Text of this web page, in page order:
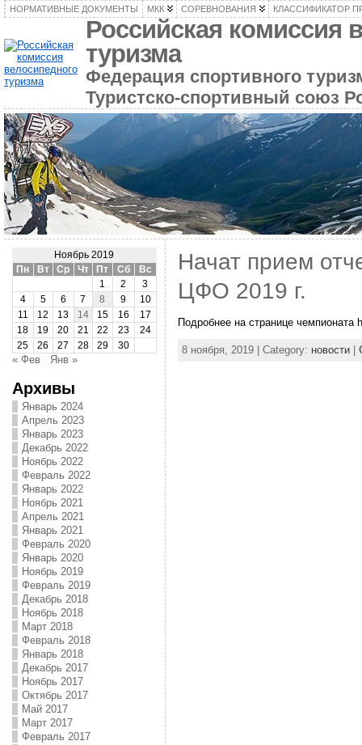
НОРМАТИВНЫЕ ДОКУМЕНТЫ МКК СОРЕВНОВАНИЯ КЛАССИФИКАТОР
Российская комиссия
туризма
Федерация спортивного
Туристско-спортивный союз
Ноябрь 2019
Пн
Вт Ср Чт Пт Сб
Вс
1
2
3
4
5 6 7 8 9
10
11
12 13 14 15 16
17
18
19 20 21 22 23
24
25
26 27 28 29 30
« Фев Янв »
Архивы
Январь 2024
Апрель 2023
Январь 2023
Декабрь 2022
Ноябрь 2022
Февраль 2022
Январь 2022
Ноябрь 2021
Апрель 2021
Январь 2021
Февраль 2020
Январь 2020
Ноябрь 2019
Февраль 2019
Декабрь 2018
Ноябрь 2018
Март 2018
Февраль 2018
Январь 2018
Декабрь 2017
Ноябрь 2017
Октябрь 2017
Май 2017
Март 2017
Февраль 2017
Начат прием
ЦФО 2019 г.
Подробнее на странице чемпионата
8 ноября, 2019 | Category: новости|